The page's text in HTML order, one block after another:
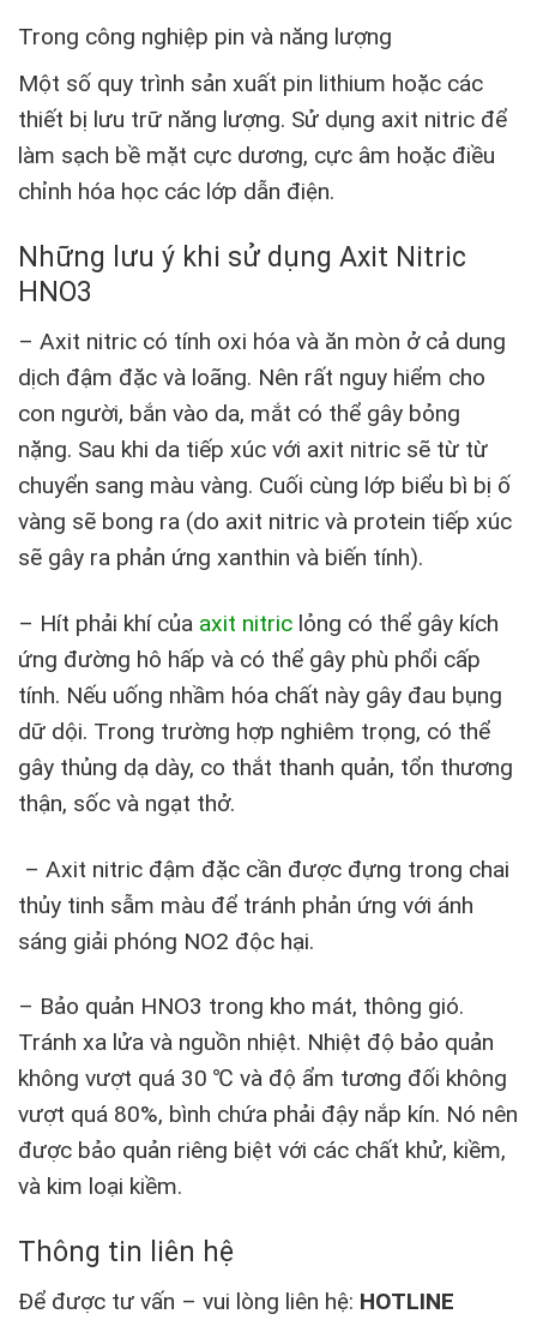
Trong công nghiệp pin và năng lượng
Một số quy trình sản xuất pin lithium hoặc các
thiết bị lưu trữ năng lượng. Sử dụng axit nitric để
làm sạch bề mặt cực dương, cực âm hoặc điều
chỉnh hóa học các lớp dẫn điện.
Những lưu ý khi sử dụng Axit Nitric
HNO3
– Axit nitric có tính oxi hóa và ăn mòn ở cả dung
dịch đậm đặc và loãng. Nên rất nguy hiểm cho
con người, bắn vào da, mắt có thể gây bỏng
nặng. Sau khi da tiếp xúc với axit nitric sẽ từ từ
chuyển sang màu vàng. Cuối cùng lớp biểu bì bị ố
vàng sẽ bong ra (do axit nitric và protein tiếp xúc
sẽ gây ra phản ứng xanthin và biến tính).
– Hít phải khí của axit nitric lỏng có thể gây kích
ứng đường hô hấp và có thể gây phù phổi cấp
tính. Nếu uống nhầm hóa chất này gây đau bụng
dữ dội. Trong trường hợp nghiêm trọng, có thể
gây thủng dạ dày, co thắt thanh quản, tổn thương
thận, sốc và ngạt thở.
– Axit nitric đậm đặc cần được đựng trong chai
thủy tinh sẫm màu để tránh phản ứng với ánh
sáng giải phóng NO2 độc hại.
– Bảo quản HNO3 trong kho mát, thông gió.
Tránh xa lửa và nguồn nhiệt. Nhiệt độ bảo quản
không vượt quá 30 ℃ và độ ẩm tương đối không
vượt quá 80%, bình chứa phải đậy nắp kín. Nó nên
được bảo quản riêng biệt với các chất khử, kiềm,
và kim loại kiềm.
Thông tin liên hệ
Để được tư vấn – vui lòng liên hệ: HOTLINE